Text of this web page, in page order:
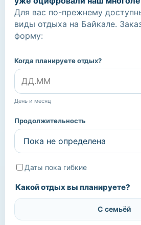
Для вас по-прежнему
виды отдыха на Байкале.
форму:
Когда планируете отдых?
День и месяц
Продолжительность
Даты пока гибкие
Какой отдых вы планируете?
С семьёй